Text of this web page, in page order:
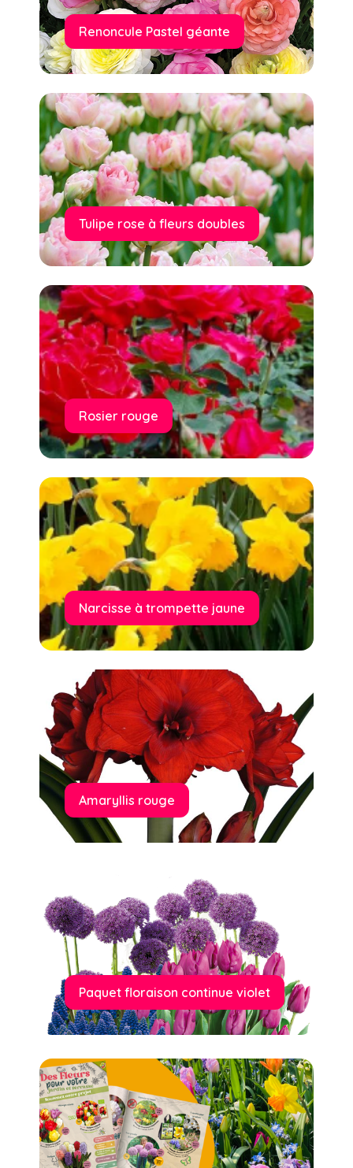
Renoncule Pastel géante
Tulipe rose à fleurs doubles
Rosier rouge
Narcisse à trompette jaune
Amaryllis rouge
Paquet floraison continue violet